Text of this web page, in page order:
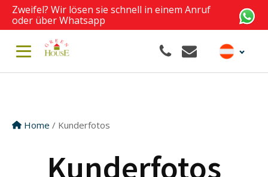
Zweifel? Wir lösen sie schnell in einem Anruf
oder über Whatsapp
Home / Kunderfotos
Kunderfotos